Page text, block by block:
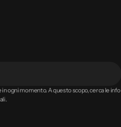
ogni momento. A questo scopo, cerca le info